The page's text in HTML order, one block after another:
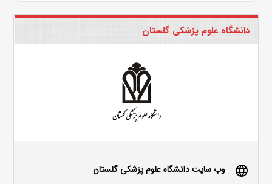
دانشگاه علوم پزشکی گلستان
language وب سایت دانشگاه علوم پزشکی گلستان